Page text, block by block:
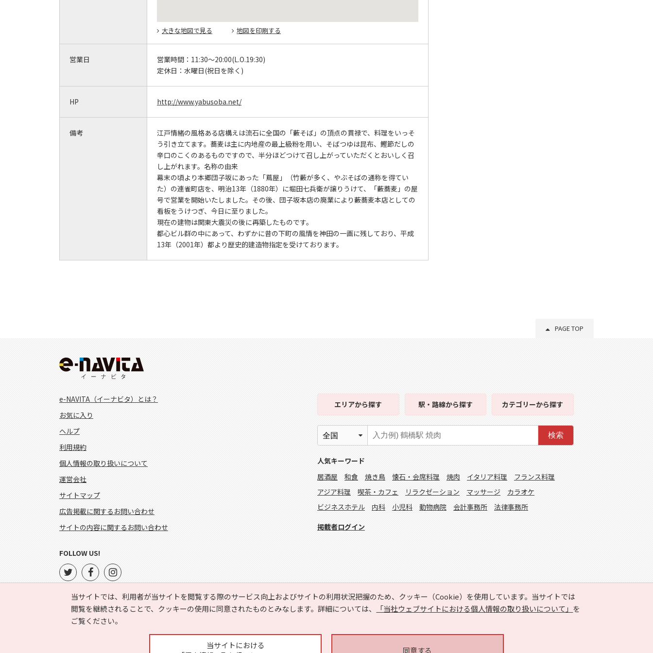
大きな地図で見る 地図を印刷する
営業日 営業時間： 11:30～20:00(L.O.19:30)
定休日： 水曜日(祝日を除く)
HP http://www.yabusoba.net/
備考
江戸情緒の風格ある店構えは流石に全国の「藪そば」の頂点の貫禄で、料理をいっそ
う引き立てます。蕎麦は主に内地産の最上級粉を用い、そばつゆは昆布、鰹節だしの
辛口のこくのあるものですので、半分ほどつけて召し上がっていただくとおいしく召
し上がれます。名称の由来
幕末の頃より本郷団子坂にあった「蔦屋」（竹藪が多く、やぶそばの通称を得てい
た）の連雀町店を、明治13年（1880年）に堀田七兵衛が譲りうけて、「藪蕎麦」の屋
号で営業を開始いたしました。その後、団子坂本店の廃業により藪蕎麦本店としての
看板をうけつぎ、今日に至りました。
現在の建物は関東大震災の後に再築したものです。
都心ビル群の中にあって、わずかに昔の下町の風情を神田の一画に残しており、平成
13年（2001年）都より歴史的建造物指定を受けております。
PAGE TOP
当サイトでは、利用者が当サイトを閲覧する際のサービス向上およびサイトの利用状況把握のため、クッキー（Cookie）を使用しています。当サイトでは
閲覧を継続されることで、クッキーの使用に同意されたものとみなします。詳細については、
「当社ウェブサイトにおける個人情報の取り扱いについて」 を
ご覧ください。
当サイトにおける
同意する
e-NAVITA（イーナビタ）とは？
お気に入り
ヘルプ
利用規約
個人情報の取り扱いについて
運営会社
サイトマップ
広告掲載に関するお問い合わせ
サイトの内容に関するお問い合わせ
エリアから探す 駅・路線から探す カテゴリーから探す
検索
人気キーワード
居酒屋
和食 焼き鳥 懐石・会席料理 焼肉 イタリア料理
フランス料理
アジア料理
喫茶・カフェ リラクゼーション マッサージ
カラオケ
ビジネスホテル
内科 小児科 動物病院 会計事務所 法律事務所
掲載者ログイン
FOLLOW US!
Copyright © HYOJITO.Co.,Ltd. All Rights Reserved.